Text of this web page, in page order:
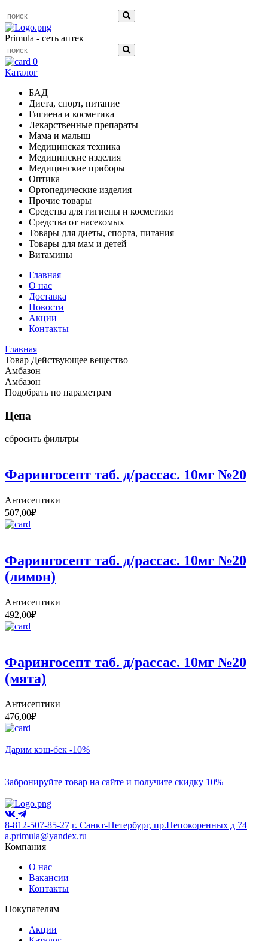
Primula - сеть аптек
0
Каталог
БАД
Диета, спорт, питание
Гигиена и косметика
Лекарственные препараты
Мама и малыш
Медицинская техника
Медицинские изделия
Медицинские приборы
Оптика
Ортопедические изделия
Прочие товары
Средства для гигиены и косметики
Средства от насекомых
Товары для диеты, спорта, питания
Товары для мам и детей
Витамины
Главная
О нас
Доставка
Новости
Акции
Контакты
Главная
Товар Действующее вещество
Амбазон
Амбазон
Подобрать по параметрам
Цена
сбросить фильтры
Фарингосепт таб. д/рассас. 10мг №20
Антисептики
507,00₽
Фарингосепт таб. д/рассас. 10мг №20
(лимон)
Антисептики
492,00₽
Фарингосепт таб. д/рассас. 10мг №20
(мята)
Антисептики
476,00₽
Дарим кэш-бек -10%
Забронируйте товар на сайте и получите скидку 10%
8-812-507-85-27 г. Санкт-Петербург, пр.Непокоренных д 74
a.primula@yandex.ru
Компания
О нас
Вакансии
Контакты
Покупателям
Акции